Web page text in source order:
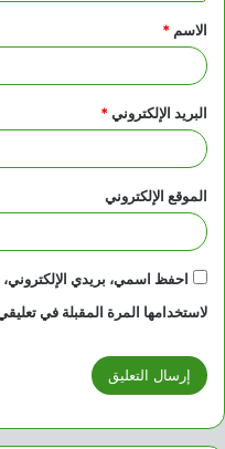
*
الاسم *
البريد الإلكتروني*
الموقع الإلكتروني
احفظ اسمي، بريدي الإلكتروني،
لاستخدامها المرة المقبلة في